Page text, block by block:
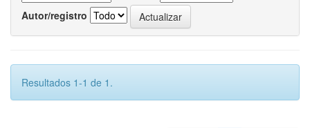
Autor/registro
Resultados 1-1 de 1.